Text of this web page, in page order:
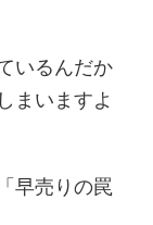
いるんだか
まいますよ
早売りの罠